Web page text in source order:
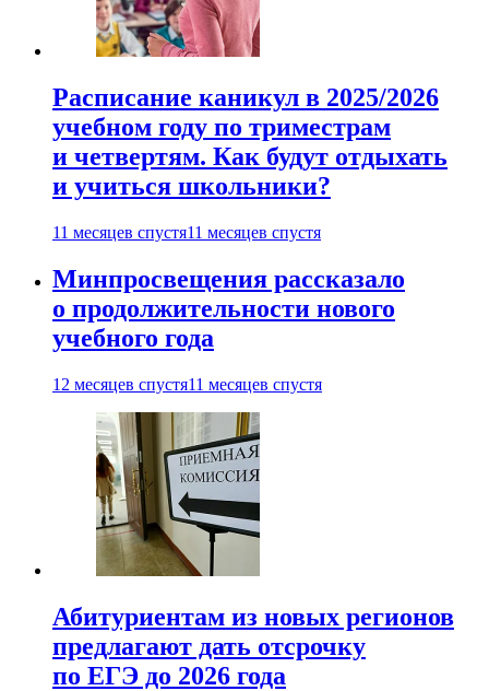
Расписание каникул в 2025/2026
учебном году по триместрам
и четвертям. Как будут отдыхать
и учиться школьники?
11 месяцев спустя11 месяцев спустя
Минпросвещения рассказало
о продолжительности нового
учебного года
12 месяцев спустя11 месяцев спустя
Абитуриентам из новых регионов
предлагают дать отсрочку
по ЕГЭ до 2026 года